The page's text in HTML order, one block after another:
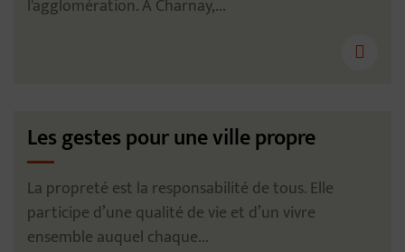
l'agglomération. À Charnay,...
Les gestes pour une ville propre
La propreté est la responsabilité de tous. Elle
participe d’une qualité de vie et d’un vivre
ensemble auquel chaque...